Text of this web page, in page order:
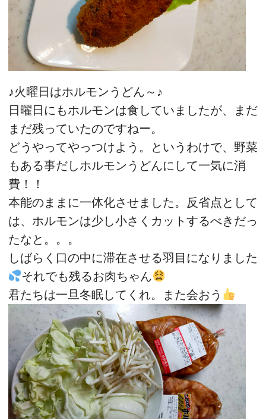
♪火曜日はホルモンうどん～♪
日曜日にもホルモンは食していましたが、まだ
まだ残っていたのですねー。
どうやってやっつけよう。というわけで、野菜
もある事だしホルモンうどんにして一気に消
費！！
本能のままに一体化させました。反省点として
は、ホルモンは少し小さくカットするべきだっ
たなと。。。
しばらく口の中に滞在させる羽目になりました
それでも残るお肉ちゃん
君たちは一旦冬眠してくれ。また会おう